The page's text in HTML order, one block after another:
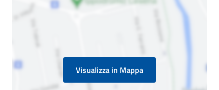
Visualizza in Mappa